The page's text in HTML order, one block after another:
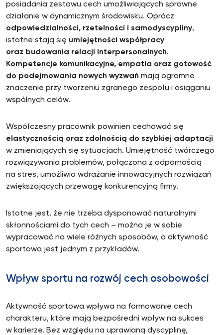
posiadania zestawu cech umożliwiających sprawne
działanie w dynamicznym środowisku. Oprócz
odpowiedzialności, rzetelności i samodyscypliny,
istotne stają się umiejętności współpracy
oraz budowania relacji interpersonalnych.
Kompetencje komunikacyjne, empatia oraz gotowość
do podejmowania nowych wyzwań mają ogromne
znaczenie przy tworzeniu zgranego zespołu i osiąganiu
wspólnych celów.
Współczesny pracownik powinien cechować się
elastycznością oraz zdolnością do szybkiej adaptacji
w zmieniających się sytuacjach. Umiejętność twórczego
rozwiązywania problemów, połączona z odpornością
na stres, umożliwia wdrażanie innowacyjnych rozwiązań
zwiększających przewagę konkurencyjną firmy.
Istotne jest, że nie trzeba dysponować naturalnymi
skłonnościami do tych cech – można je w sobie
wypracować na wiele różnych sposobów, a aktywność
sportowa jest jednym z przykładów.
Wpływ sportu na rozwój cech osobowości
Aktywność sportowa wpływa na formowanie cech
charakteru, które mają bezpośredni wpływ na sukces
w karierze. Bez względu na uprawianą dyscyplinę,